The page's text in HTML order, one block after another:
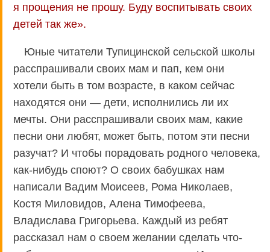
я прощения не прошу. Буду воспитывать своих
детей так же».
Юные читатели Тупицинской сельской школы
расспрашивали своих мам и пап, кем они
хотели быть в том возрасте, в каком сейчас
находятся они — дети, исполнились ли их
мечты. Они расспрашивали своих мам, какие
песни они любят, может быть, потом эти песни
разучат? И чтобы порадовать родного человека,
как-нибудь споют? О своих бабушках нам
написали Вадим Моисеев, Рома Николаев,
Костя Миловидов, Алена Тимофеева,
Владислава Григорьева. Каждый из ребят
рассказал нам о своем желании сделать что-